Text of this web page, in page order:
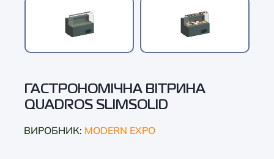
ГАСТРОНОМІЧНА ВІТРИНА
QUADROS SLIMSOLID
ВИРОБНИК: MODERN EXPO